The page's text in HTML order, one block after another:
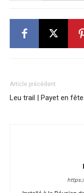
Article précédent
Leu trail | Payet en fête